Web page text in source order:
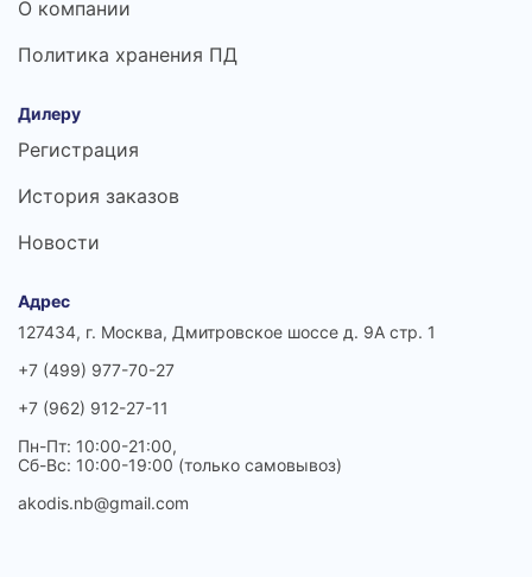
О компании
Политика хранения ПД
Дилеру
Регистрация
История заказов
Новости
Адрес
127434, г. Москва, Дмитровское шоссе д. 9А стр. 1
+7 (499) 977-70-27
+7 (962) 912-27-11
Пн-Пт: 10:00-21:00,
Сб-Вс: 10:00-19:00 (только самовывоз)
akodis.nb@gmail.com